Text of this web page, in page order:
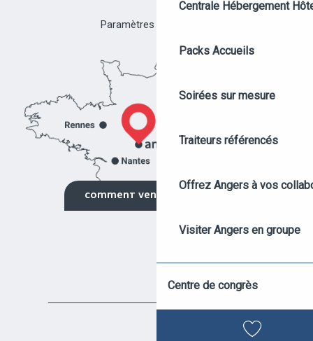
DEMANDE DE DEVIS
AGENDA DES ÉVÉNEMENTS
Centrale Hébergement
Packs Accueils
Soirées sur mesure
Traiteurs référencés
Offrez Angers à vos
Visiter Angers en groupe
Centre de congrès
Paramètres des cookies
COMMENT VENIR ?